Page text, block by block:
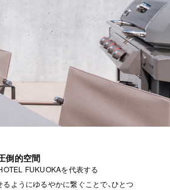
倒的空間
FUKUOKAを代表する
ようにゆるやかに繋ぐことで、ひとつ